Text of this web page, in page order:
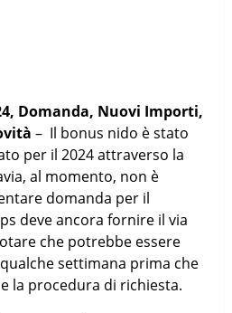
Domanda, Nuovi Importi,
– Il bonus nido è stato
per il 2024 attraverso la
al momento, non è
domanda per il
deve ancora fornire il via
che potrebbe essere
settimana prima che
la procedura di richiesta.